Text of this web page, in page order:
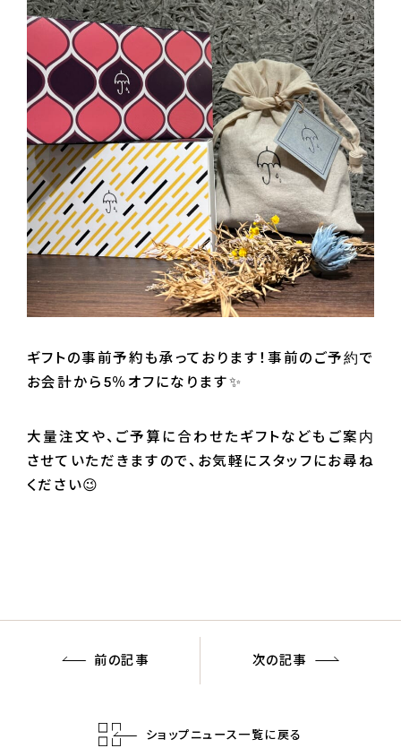
ギフトの事前予約も承っております！事前のご予約で
お会計から5％オフになります✨
大量注文や、ご予算に合わせたギフトなどもご案内
させていただきますので、お気軽にスタッフにお尋ね
ください😉
前の記事
ショップニュース一覧に戻る
次の記事